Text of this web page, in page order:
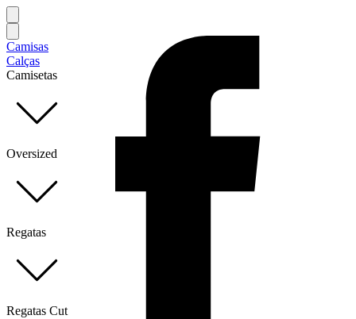
Camisas
Calças
Camisetas
Oversized
Regatas
Regatas Cut